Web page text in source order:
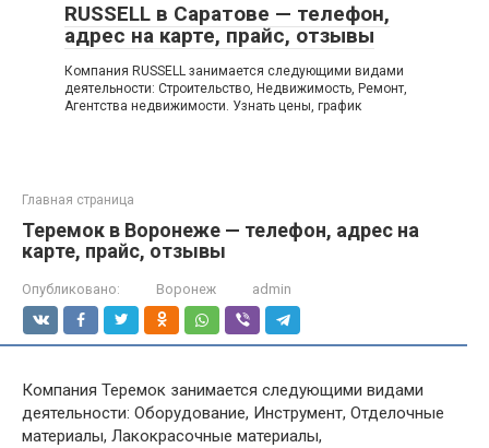
RUSSELL в Саратове — телефон,
адрес на карте, прайс, отзывы
Компания RUSSELL занимается следующими видами
деятельности: Строительство, Недвижимость, Ремонт,
Агентства недвижимости. Узнать цены, график
Главная страница
Теремок в Воронеже — телефон, адрес на
карте, прайс, отзывы
Опубликовано: Воронеж admin
Компания Теремок занимается следующими видами
деятельности: Оборудование, Инструмент, Отделочные
материалы, Лакокрасочные материалы,